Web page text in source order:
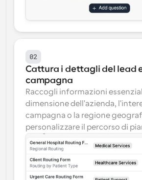
02
Cattura i dettagli del lead
campagna
Raccogli informazioni
dimensione dell'azienda,
campagna o la regione
personalizzare il percorso di